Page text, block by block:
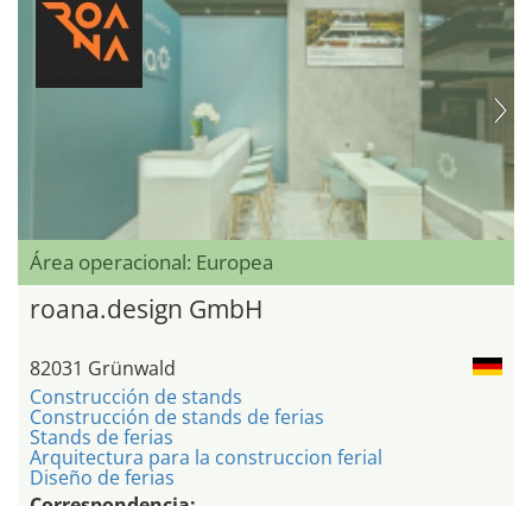
Área operacional: Europea
roana.design GmbH
82031 Grünwald
Construcción de stands
Construcción de stands de ferias
Stands de ferias
Arquitectura para la construccion ferial
Diseño de ferias